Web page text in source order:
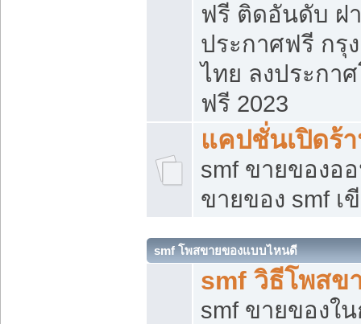
ฟรี ติดอันดับ ฝ
ประกาศฟรี กรุ
ไทย ลงประกา
ฟรี 2023
แคปชั่นเปิดร้
smf ขายของอ
ขายของ smf เ
smf โพสขายของแบบไหนดี
smf วิธีโพสข
smf ขายของใ